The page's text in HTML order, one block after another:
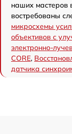
наших мастеров
востребованы
микросхемы
объективов с
электронно-
CORE,
датчика